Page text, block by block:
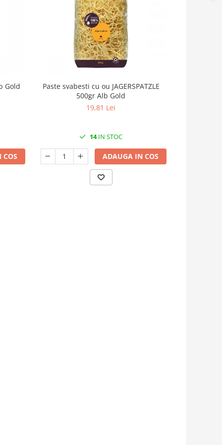
Gold
Paste svabesti cu ou JAGERSPATZLE
500gr Alb Gold
19,81 Lei
14IN STOC
ADAUGA IN COS